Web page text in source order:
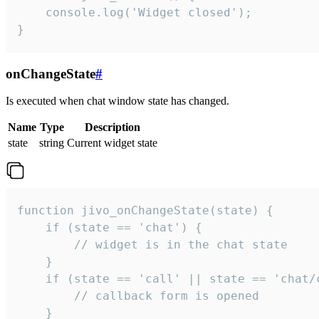
    console.log('Widget closed');
}
onChangeState#
Is executed when chat window state has changed.
Name Type
Description
state
string Current widget state
function jivo_onChangeState(state) {
    if (state == 'chat') {
        // widget is in the chat state
    }
if (state == 'call' || state == 'chat/
        // callback form is opened
    }